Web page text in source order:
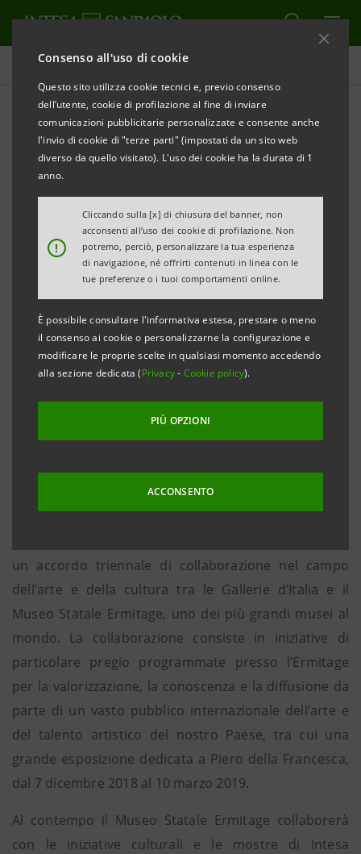
Consenso all'uso di cookie
Questo sito utilizza cookie tecnici e, previo consenso
dell’utente, cookie di profilazione al fine di inviare
comunicazioni pubblicitarie personalizzate e consente anche
l'invio di cookie di "terze parti" (impostati da un sito web
diverso da quello visitato). L'uso dei cookie ha la durata di 1
anno.
!
Cliccando sulla [x] di chiusura del banner, non
acconsenti all’uso dei cookie di profilazione. Non
potremo, perciò, personalizzare la tua esperienza
di navigazione, né offrirti contenuti in linea con le
tue preferenze o i tuoi comportamenti online.
È possibile consultare l'informativa estesa, prestare o meno
il consenso ai cookie o personalizzarne la configurazione e
modificare le proprie scelte in qualsiasi momento accedendo
alla sezione dedicata (Privacy- Cookie policy).
PIÙ OPZIONI
ACCONSENTO
Comunicati stampa
STAMPA AGGIORNA
INTESA SANPAOLO CON LE GALLERIE D’ITALIA E IL
MUSEO STATALE ERMITAGE DI SAN PIETROBURGO
SIGLANO ACCORDO TRIENNALE DI
COLLABORAZIONE
• Fino al 2020 Intesa Sanpaolo sarà partner del
Museo Ermitage
• L’arte italiana protagonista in una grande
mostra su Piero della Francesca al museo di San
Pietroburgo
• Il Progetto Cultura accoglie importanti opere
dell’Ermitage nelle prossime esposizioni presso le
Milano, 11 luglio 2018– Giovanni Bazoli, Presidente
Emerito di Intesa Sanpaolo, e Michail Piotrovsky,
Direttore Generale del Museo Statale Ermitage di San
un accordo triennale di collaborazione nel campo
dell’arte e della cultura tra le Gallerie d’Italia e il
Museo Statale Ermitage, uno dei più grandi musei al
mondo. La collaborazione consiste in iniziative di
particolare pregio programmate presso l’Ermitage
per la valorizzazione, la conoscenza e la diffusione da
parte di un vasto pubblico internazionale dell’arte e
del talento artistico del nostro Paese, tra cui una
grande esposizione dedicata a Piero della Francesca,
dal 7 dicembre 2018 al 10 marzo 2019.
Al contempo il Museo Statale Ermitage collaborerà
con le iniziative culturali e le mostre di Intesa